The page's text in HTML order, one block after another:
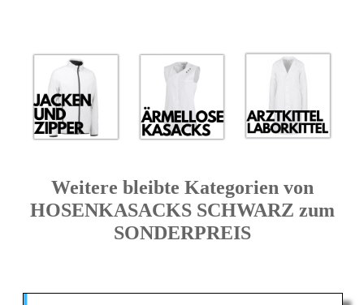
Weitere bleibte Kategorien von
HOSENKASACKS SCHWARZ zum
SONDERPREIS